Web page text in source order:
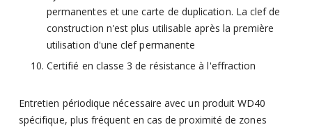
permanentes et une carte de duplication. La clef de
construction n'est plus utilisable après la première
utilisation d'une clef permanente
Certifié en classe 3 de résistance à l'effraction
Entretien périodique nécessaire avec un produit WD40
spécifique, plus fréquent en cas de proximité de zones